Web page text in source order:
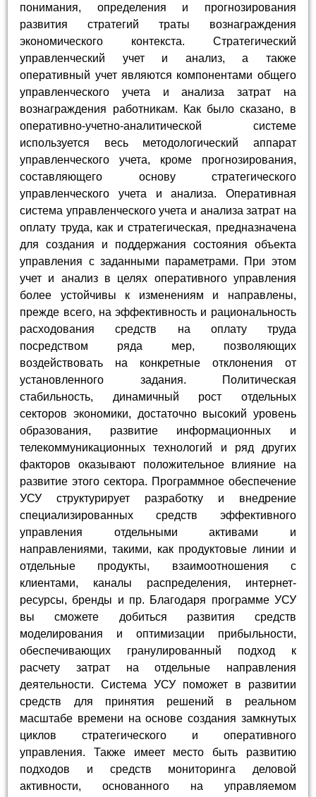
понимания, определения и прогнозирования
развития стратегий траты вознаграждения
экономического контекста. Стратегический
управленческий учет и анализ, а также
оперативный учет являются компонентами общего
управленческого учета и анализа затрат на
вознаграждения работникам. Как было сказано, в
оперативно-учетно-аналитической системе
используется весь методологический аппарат
управленческого учета, кроме прогнозирования,
составляющего основу стратегического
управленческого учета и анализа. Оперативная
система управленческого учета и анализа затрат на
оплату труда, как и стратегическая, предназначена
для создания и поддержания состояния объекта
управления с заданными параметрами. При этом
учет и анализ в целях оперативного управления
более устойчивы к изменениям и направлены,
прежде всего, на эффективность и рациональность
расходования средств на оплату труда
посредством ряда мер, позволяющих
воздействовать на конкретные отклонения от
установленного задания. Политическая
стабильность, динамичный рост отдельных
секторов экономики, достаточно высокий уровень
образования, развитие информационных и
телекоммуникационных технологий и ряд других
факторов оказывают положительное влияние на
развитие этого сектора. Программное обеспечение
УСУ структурирует разработку и внедрение
специализированных средств эффективного
управления отдельными активами и
направлениями, такими, как продуктовые линии и
отдельные продукты, взаимоотношения с
клиентами, каналы распределения, интернет-
ресурсы, бренды и пр. Благодаря программе УСУ
вы сможете добиться развития средств
моделирования и оптимизации прибыльности,
обеспечивающих гранулированный подход к
расчету затрат на отдельные направления
деятельности. Система УСУ поможет в развитии
средств для принятия решений в реальном
масштабе времени на основе создания замкнутых
циклов стратегического и оперативного
управления. Также имеет место быть развитию
подходов и средств мониторинга деловой
активности, основанного на управляемом